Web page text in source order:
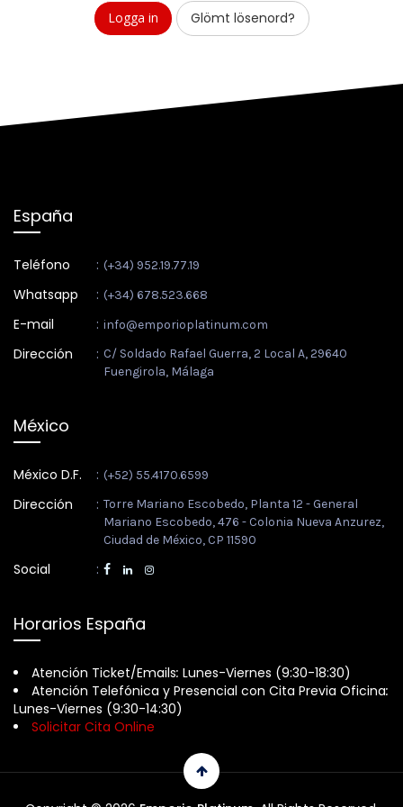
Glömt lösenord?
España
Teléfono : (+34) 952.19.77.19
Whatsapp : (+34) 678.523.668
E-mail : info@emporioplatinum.com
Dirección : C/ Soldado Rafael Guerra, 2 Local A, 29640
Fuengirola, Málaga
México
México D.F. : (+52) 55.4170.6599
Dirección : Torre Mariano Escobedo, Planta 12 - General
Mariano Escobedo, 476 - Colonia Nueva Anzurez,
Ciudad de México, CP 11590
Social :
Horarios España
Atención Ticket/Emails: Lunes-Viernes (9:30-18:30)
Atención Telefónica y Presencial con Cita Previa Oficina:
Lunes-Viernes (9:30-14:30)
Solicitar Cita Online